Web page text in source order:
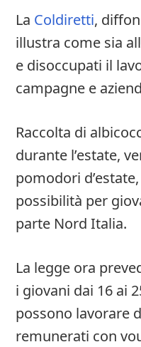
La Coldiretti,
illustra come sia
e disoccupati il
campagne e
Raccolta di
durante l’estate,
pomodori
possibilità per
parte Nord Italia.
La legge ora
i giovani dai 16 ai
possono lavorare
remunerati con